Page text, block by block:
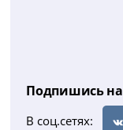
Подпишись
В соц.сетях: